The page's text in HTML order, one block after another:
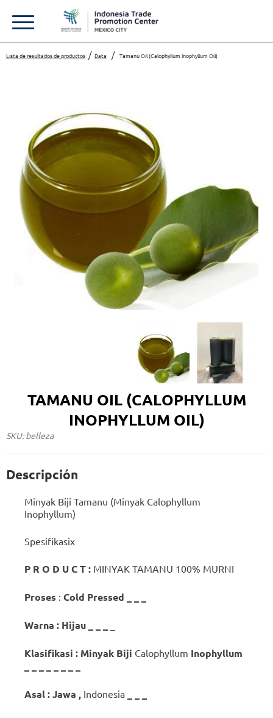
Lista de resultados de productos Data Tamanu Oil (Calophyllum Inophyllum Oil)
TAMANU OIL (CALOPHYLLUM
INOPHYLLUM OIL)
SKU: belleza
Descripción
Minyak Biji Tamanu (Minyak Calophyllum
Inophyllum)
Spesifikasix
P R O D UCT: MINYAK TAMANU 100% MURNI
Proses : Cold Pressed
Warna : Hijau
Klasifikasi : Minyak Biji Calophyllum Inophyllum
Asal:Jawa , Indonesia